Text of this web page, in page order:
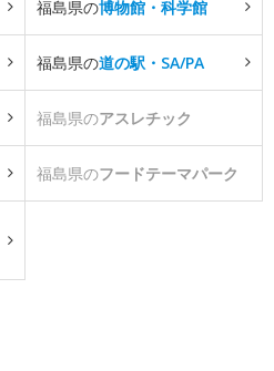
福島県の博物館・科学館
福島県の道の駅・SA/PA
福島県のアスレチック
福島県のフードテーマパーク